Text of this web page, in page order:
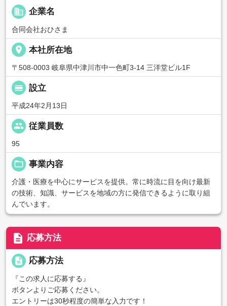
business 企業名
合同会社おひさま
place 本社所在地
〒508-0003 岐阜県中津川市中一色町3-14 三洋堂ビル1F
calendar_view_day 設立
平成24年2月13日
people 従業員数
95
folder_open 事業内容
介護・医療を中心にサービスを提供。常に時流に目を向け最新
の技術、知識、サービスを地域の方に発信できるように取り組
んでいます。
description 応募方法
description 応募方法
『この求人に応募する』
ボタンよりご応募ください。
エントリーは30秒程度の簡単な入力です！